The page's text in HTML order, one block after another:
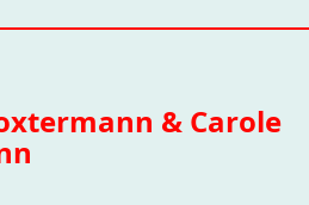
& Carole